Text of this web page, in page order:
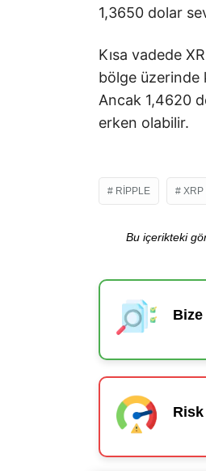
1,3650 dolar
Kısa vadede
bölge üzerinde
Ancak 1,4620
erken olabilir.
RIPPLE XRP
Bu içerikteki
Risk